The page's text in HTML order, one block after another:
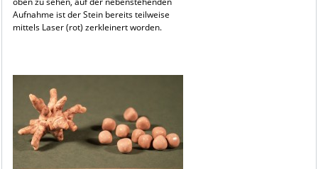
Aufnahme ist der Stein bereits teilweise
mittels Laser (rot) zerkleinert worden.